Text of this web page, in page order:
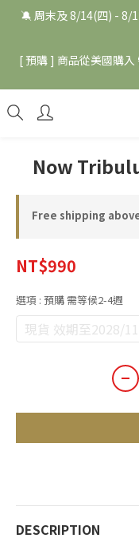
🔕 周末及 8/14(四) - 8/
[ 預購 ] 商品從美國購
Now
Free shipping
NT$990
選項 : 預購 需等候2-4週
現貨 效期至2028/11
DESCRIPTION